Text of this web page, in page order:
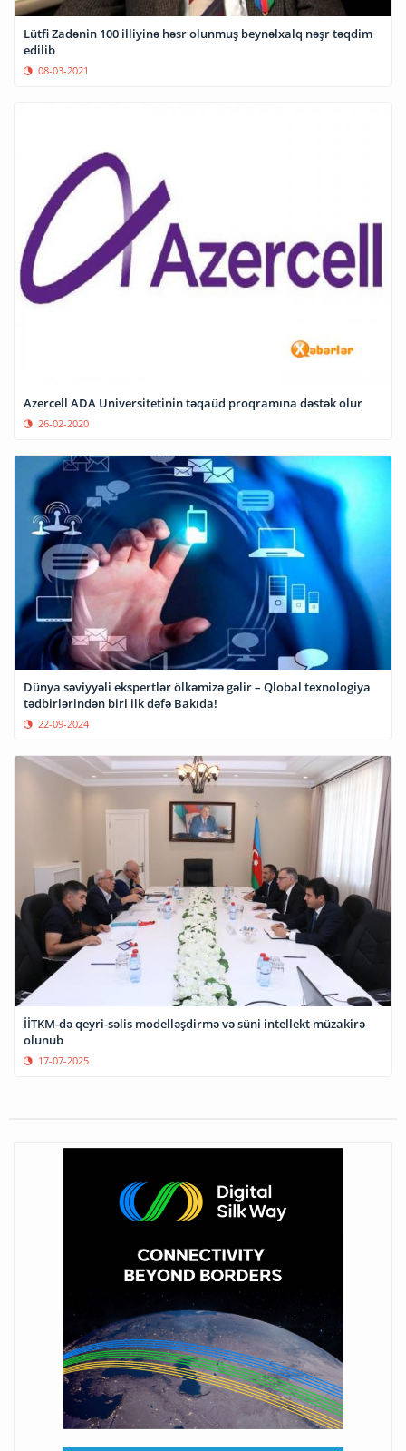
Lütfi Zadənin 100 illiyinə həsr olunmuş beynəlxalq nəşr təqdim
edilib
08-03-2021
Azercell ADA Universitetinin təqaüd proqramına dəstək olur
26-02-2020
Dünya səviyyəli ekspertlər ölkəmizə gəlir – Qlobal texnologiya
tədbirlərindən biri ilk dəfə Bakıda!
22-09-2024
İİTKM-də qeyri-səlis modelləşdirmə və süni intellekt müzakirə
olunub
17-07-2025